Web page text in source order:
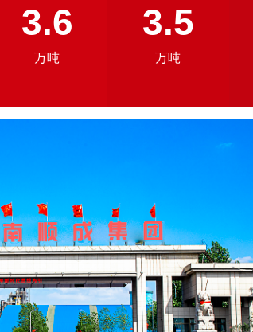
3.6
万吨
3.5
万吨